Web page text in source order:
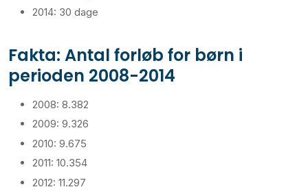
2014: 30 dage
Fakta: Antal forløb for børn i
perioden 2008-2014
2008: 8.382
2009: 9.326
2010: 9.675
2011: 10.354
2012: 11.297